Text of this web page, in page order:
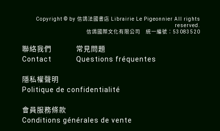
Copyright © by 信鴿法國書店 Librairie Le Pigeonnier All rights
reserved.
信鴿國際文化有限公司 統一編號：53083520
聯絡我們
Contact
常見問題
Questions fréquentes
隱私權聲明
Politique de confidentialité
會員服務條款
Conditions générales de vente